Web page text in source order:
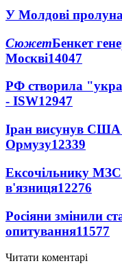
У Молдові
СюжетБенкет
Москві14047
РФ створила
- ISW12947
Іран висунув США
Ормузу12339
Ексочільнику
в'язниця12276
Росіяни змінили
опитування11577
Читати коментарі